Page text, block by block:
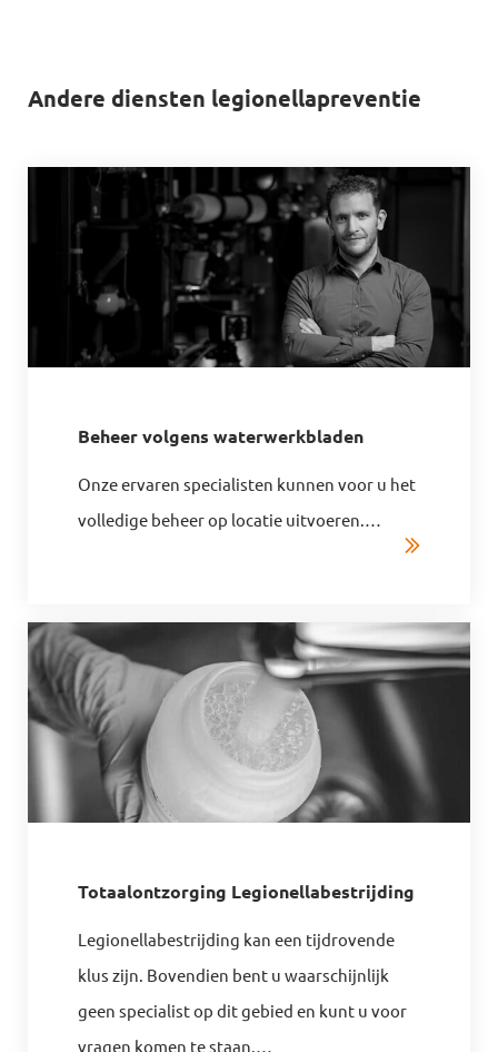
Andere diensten legionellapreventie
Beheer volgens waterwerkbladen
Onze ervaren specialisten kunnen voor u het
volledige beheer op locatie uitvoeren.…
Totaalontzorging Legionellabestrijding
Legionellabestrijding kan een tijdrovende
klus zijn. Bovendien bent u waarschijnlijk
geen specialist op dit gebied en kunt u voor
vragen komen te staan.…